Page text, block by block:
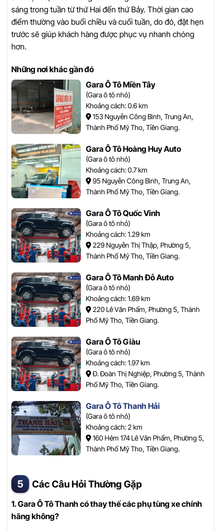
sáng trong tuần từ thứ Hai đến thứ Bảy. Thời gian cao
điểm thường vào buổi chiều và cuối tuần, do đó, đặt hẹn
trước sẽ giúp khách hàng được phục vụ nhanh chóng
hơn.
Những nơi khác gần đó
Gara Ô Tô Miền Tây
(Gara ô tô nhỏ)
Khoảng cách: 0.6 km
153 Nguyễn Công Bình, Trung An,
Thành Phố Mỹ Tho, Tiền Giang.
Gara Ô Tô Hoàng Huy Auto
(Gara ô tô nhỏ)
Khoảng cách: 0.7 km
95 Nguyễn Công Bình, Trung An,
Thành Phố Mỹ Tho, Tiền Giang.
Gara Ô Tô Quốc Vinh
(Gara ô tô nhỏ)
Khoảng cách: 1.29 km
229 Nguyễn Thị Thập, Phường 5,
Thành Phố Mỹ Tho, Tiền Giang.
Gara Ô Tô Manh Đỗ Auto
(Gara ô tô nhỏ)
Khoảng cách: 1.69 km
220 Lê Văn Phẩm, Phường 5, Thành
Phố Mỹ Tho, Tiền Giang.
Gara Ô Tô Giàu
(Gara ô tô nhỏ)
Khoảng cách: 1.97 km
Đ. Đoàn Thị Nghiệp, Phường 5, Thành
Phố Mỹ Tho, Tiền Giang.
Gara Ô Tô Thanh Hải
(Gara ô tô nhỏ)
Khoảng cách: 2 km
160 Hẻm 174 Lê Văn Phẩm, Phường 5,
Thành Phố Mỹ Tho, Tiền Giang.
Các Câu Hỏi Thường Gặp
1. Gara Ô Tô Thanh có thay thế các phụ tùng xe chính
hãng không?